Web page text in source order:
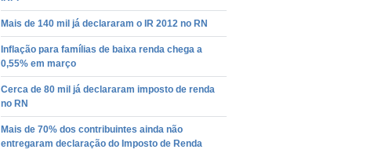
Mais de 140 mil já declararam o IR 2012 no RN
Inflação para famílias de baixa renda chega a
0,55% em março
Cerca de 80 mil já declararam imposto de renda
no RN
Mais de 70% dos contribuintes ainda não
entregaram declaração do Imposto de Renda